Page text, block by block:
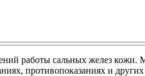
работы сальных желез кожи.
противопоказаниях и